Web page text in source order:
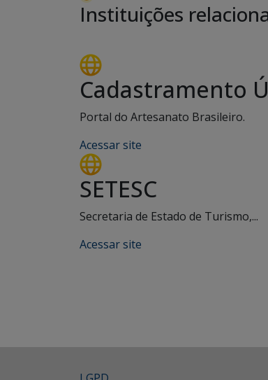
Instituições
Cadastramento
Portal do Artesanato Brasileiro.
Acessar site
SETESC
Secretaria de Estado de Turismo,...
Acessar site